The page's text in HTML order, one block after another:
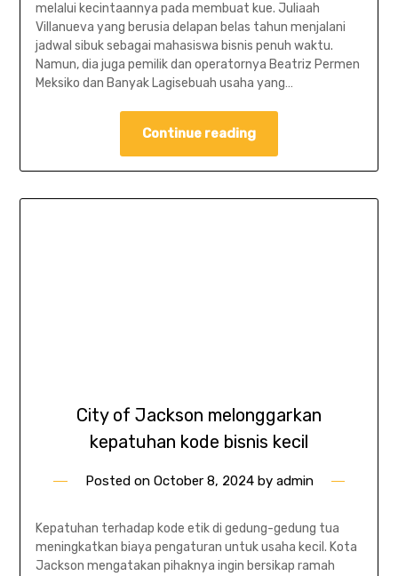
melalui kecintaannya pada membuat kue. Juliaah
Villanueva yang berusia delapan belas tahun menjalani
jadwal sibuk sebagai mahasiswa bisnis penuh waktu.
Namun, dia juga pemilik dan operatornya Beatriz Permen
Meksiko dan Banyak Lagisebuah usaha yang…
Continue reading
City of Jackson melonggarkan
kepatuhan kode bisnis kecil
Posted on October 8, 2024by admin
Kepatuhan terhadap kode etik di gedung-gedung tua
meningkatkan biaya pengaturan untuk usaha kecil. Kota
Jackson mengatakan pihaknya ingin bersikap ramah